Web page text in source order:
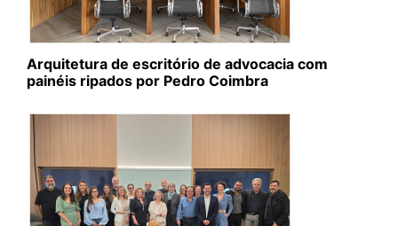
Arquitetura de escritório de advocacia com
painéis ripados por Pedro Coimbra